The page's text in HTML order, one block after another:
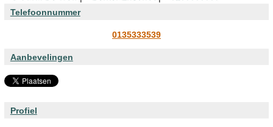
Telefoonnummer
0135333539
Aanbevelingen
Profiel